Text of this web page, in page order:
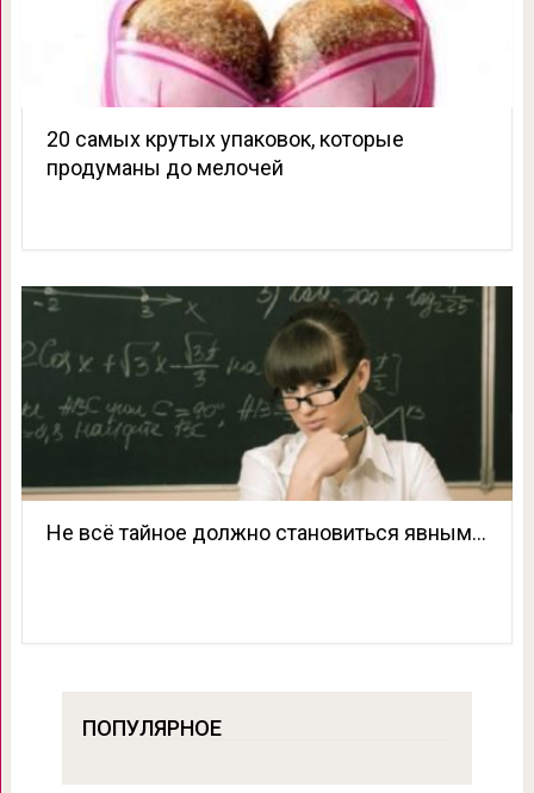
20 самых крутых упаковок, которые
продуманы до мелочей
Не всё тайное должно становиться явным…
ПОПУЛЯРНОЕ